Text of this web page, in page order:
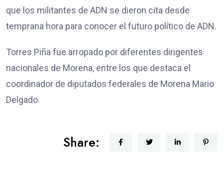
que los militantes de ADN se dieron cita desde
temprana hora para conocer el futuro político de ADN.
Torres Piña fue arropado por diferentes dirigentes
nacionales de Morena, entre los que destaca el
coordinador de diputados federales de Morena Mario
Delgado.
Share: